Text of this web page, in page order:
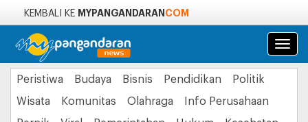
KEMBALI KE MYPANGANDARAN COM
Peristiwa Budaya Bisnis Pendidikan
Politik
Wisata
Komunitas Olahraga
Info Perusahaan